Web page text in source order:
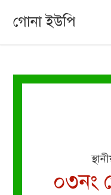
গোনা ইউপি
০৩নং